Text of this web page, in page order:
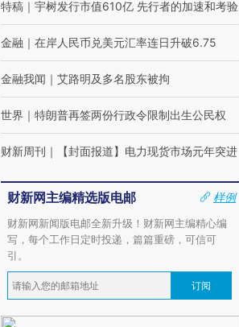
特稿 ｜ 宇树发行市值610亿 先行者的加速和考验
金融 ｜ 在岸人民币兑美元汇率连日升破6.75
金融我闻 ｜ 艾路明及多名股东被拘
世界 ｜ 特朗普再签两份行政令限制出生公民权
财新周刊 ｜ 【封面报道】电力现货市场元年突进
财新网主编精选版电邮
样例
财新网新闻版电邮全新升级！财新网主编精心编
写，每个工作日定时投递，篇篇重磅，可信可
引。
订阅